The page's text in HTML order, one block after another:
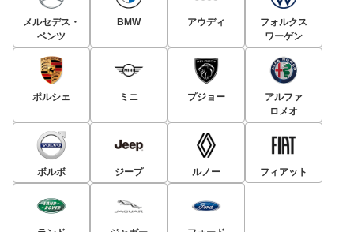
メルセデス・
ベンツ
BMW アウディ
フォルクス
ワーゲン
ポルシェ ミニ プジョー
アルファ
ロメオ
ボルボ ジープ ルノー フィアット